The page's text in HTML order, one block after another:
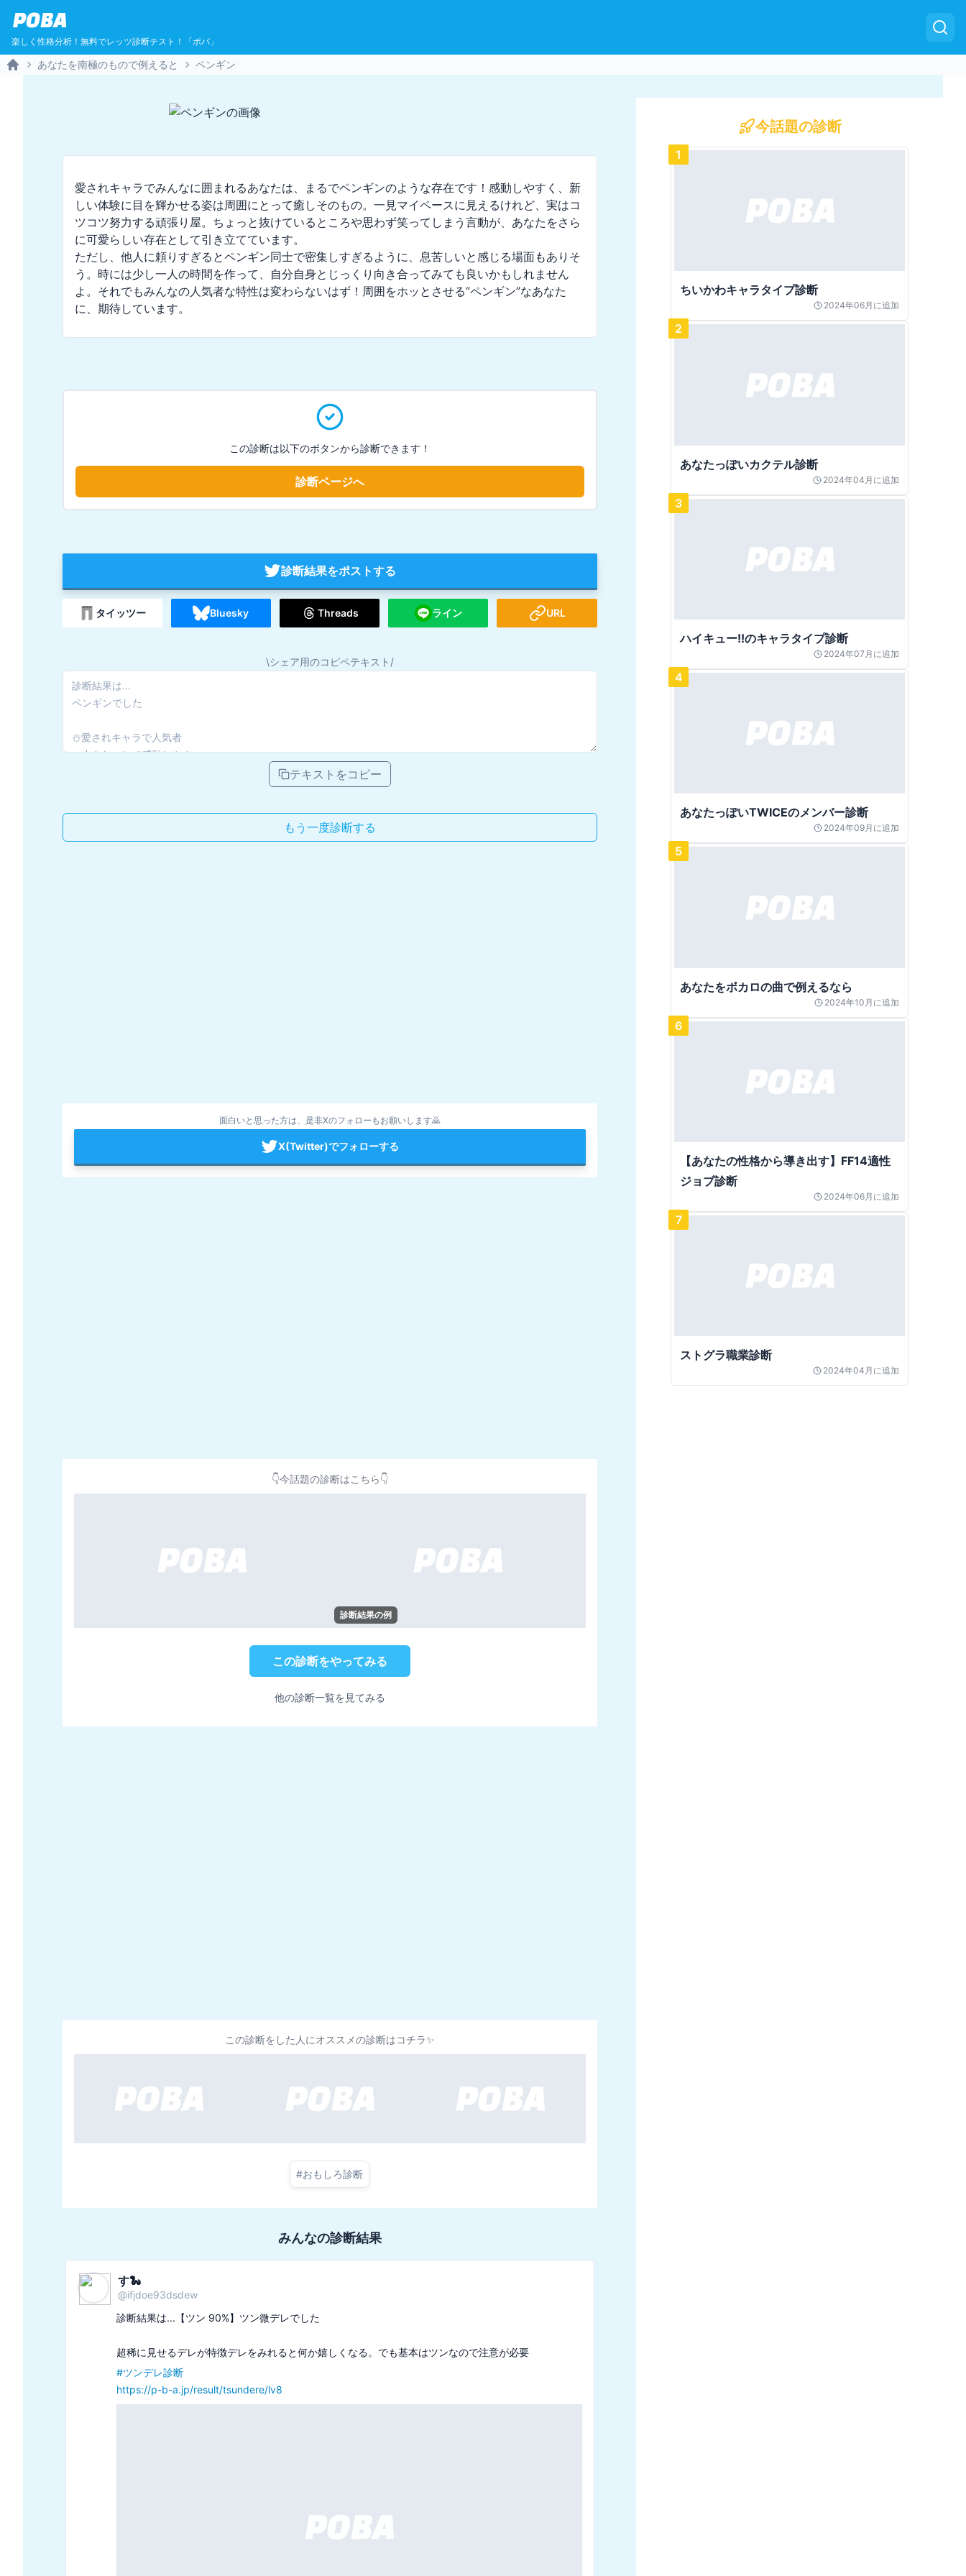
POBA
楽しく性格分析！無料でレッツ診断テスト！「ポバ」
あなたを南極のもので例えると ペンギン
愛されキャラでみんなに囲まれるあなたは、まるでペンギンのような存在です！感動しやすく、新
しい体験に目を輝かせる姿は周囲にとって癒しそのもの。一見マイペースに見えるけれど、実はコ
ツコツ努力する頑張り屋。ちょっと抜けているところや思わず笑ってしまう言動が、あなたをさら
に可愛らしい存在として引き立てています。
ただし、他人に頼りすぎるとペンギン同士で密集しすぎるように、息苦しいと感じる場面もありそ
う。時には少し一人の時間を作って、自分自身とじっくり向き合ってみても良いかもしれません
よ。それでもみんなの人気者な特性は変わらないはず！周囲をホッとさせる“ペンギン”なあなた
に、期待しています。
この診断は以下のボタンから診断できます！
診断ページへ
診断結果をポストする
タイッツー Bluesky Threads ライン URL
\シェア用のコピペテキスト/
テキストをコピー
もう一度診断する
面白いと思った方は、是非Xのフォローもお願いします🙇
X(Twitter)でフォローする
👇今話題の診断はこちら👇
診断結果の例
この診断をやってみる
他の診断一覧を見てみる
この診断をした人にオススメの診断はコチラ✨
#おもしろ診断
みんなの診断結果
まろ
@ ldwjiqwfjiq
診断結果は...オウサマペンギンでした
🧊強そうなオーラを放っている
🧊軍団を指揮するのが似合ってる
🧊ブラックなジョークを好みがち
あなたを北極の動物で例える診断
今話題の診断
1
ちいかわキャラタイプ診断
2024年06月 に追加
2
あなたっぽいカクテル診断
2024年04月 に追加
3
ハイキュー!!のキャラタイプ診断
2024年07月 に追加
4
あなたっぽいTWICEのメンバー診断
2024年09月 に追加
5
あなたをボカロの曲で例えるなら
2024年10月 に追加
6
【あなたの性格から導き出す】FF14適性
ジョブ診断
2024年06月 に追加
7
ストグラ職業診断
2024年04月 に追加